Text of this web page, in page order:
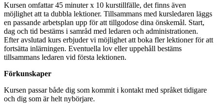
Kursen omfattar 45 minuter x 10 kurstillfälle, det finns även
möjlighet att ta dubbla lektioner. Tillsammans med kursledaren läggs
en passande arbetsplan upp för att tillgodose dina önskemål. Start,
dag och tid bestäms i samråd med ledaren och administrationen.
Efter avslutad kurs erbjuder vi möjlighet att boka fler lektioner för att
fortsätta inlärningen. Eventuella lov eller uppehåll bestäms
tillsammans ledaren vid första lektionen.
Förkunskaper
Kursen passar både dig som kommit i kontakt med språket tidigare
och dig som är helt nybörjare.